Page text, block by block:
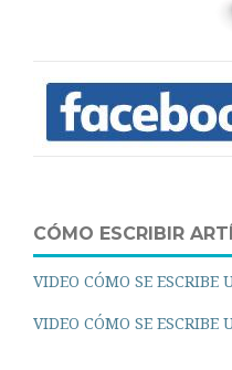
CÓMO ESCRIBIR
VIDEO CÓMO SE
VIDEO CÓMO SE ESCRIBE